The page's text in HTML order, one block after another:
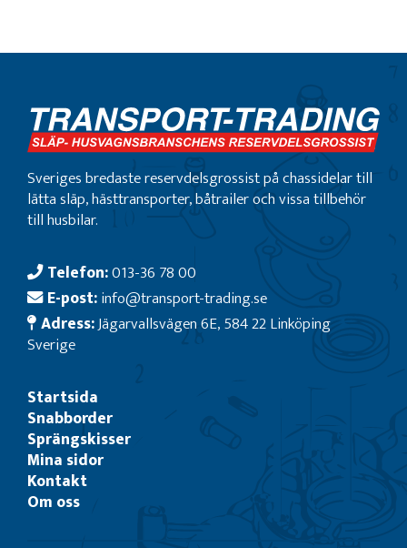
Sveriges bredaste reservdelsgrossist på chassidelar till
lätta släp, hästtransporter, båtrailer och vissa tillbehör
till husbilar.
Telefon:013-36 78 00
E-post:info@transport-trading.se
Adress:Jägarvallsvägen 6E, 584 22 Linköping
Sverige
Startsida
Snabborder
Sprängskisser
Mina sidor
Kontakt
Om oss